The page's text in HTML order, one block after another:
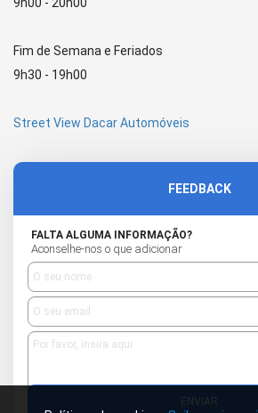
Fim de Semana e Feriados
9h30 - 19h00
Street View Dacar Automóveis
FEEDBACK
FALTA ALGUMA INFORMAÇÃO?
Aconselhe-nos o que adicionar
ENVIAR